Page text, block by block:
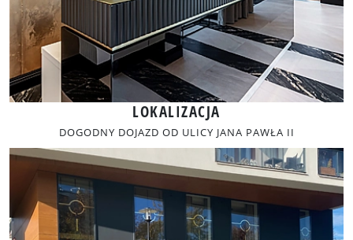
LOKALIZACJA
DOGODNY DOJAZD OD ULICY JANA PAWŁA II